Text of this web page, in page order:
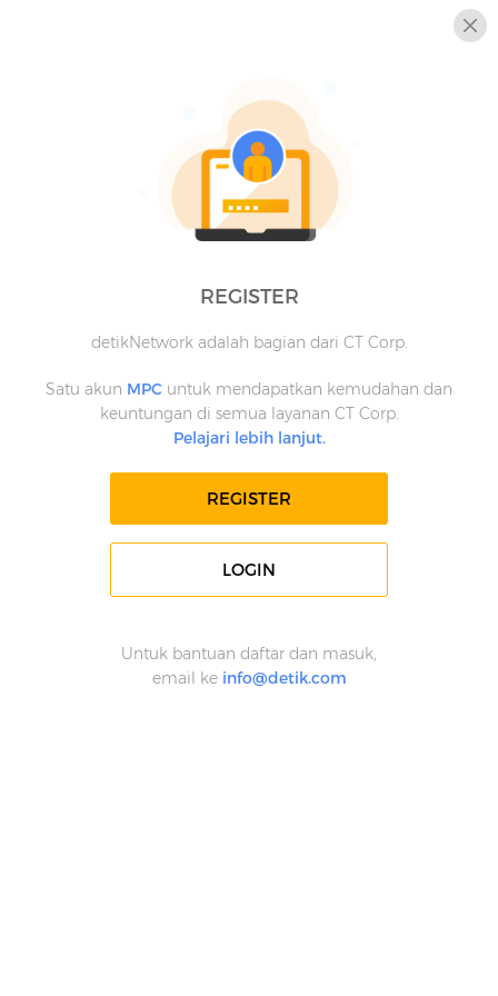
REGISTER
detikNetwork adalah bagian dari CT Corp.
Satu akun MPC untuk mendapatkan kemudahan dan
keuntungan di semua layanan CT Corp.
Pelajari lebih lanjut.
REGISTER
LOGIN
Untuk bantuan daftar dan masuk,
email ke info@detik.com